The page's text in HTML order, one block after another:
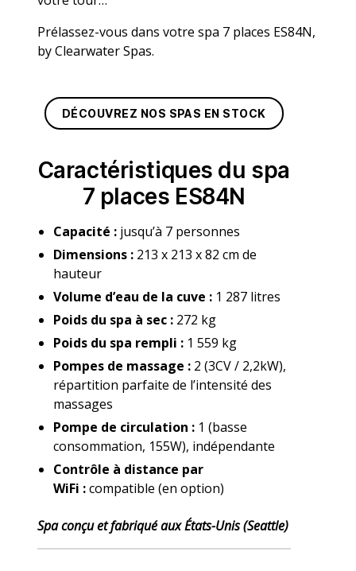
Prélassez-vous dans votre spa 7 places ES84N,
by Clearwater Spas.
DÉCOUVREZ NOS SPAS EN STOCK
Caractéristiques du spa
7 places ES84N
Capacité :jusqu’à 7 personnes
Dimensions :213 x 213 x 82 cm de
hauteur
Volume d’eau de la cuve :1 287 litres
Poids du spa à sec :272 kg
Poids du spa rempli :1 559 kg
Pompes de massage :2 (3CV / 2,2kW),
répartition parfaite de l’intensité des
massages
Pompe de circulation :1 (basse
consommation, 155W), indépendante
Contrôle à distance par
WiFi :compatible (en option)
Spa conçu et fabriqué aux États-Unis (Seattle)